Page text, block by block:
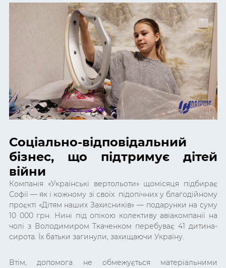
Соціально-відповідальний
бізнес, що підтримує дітей
війни
Компанія «Українські вертольоти» щомісяця підбирає
Софії — як і кожному зі своїх підопічних у благодійному
проєкті «Дітям наших Захисників» — подарунки на суму
10 000 грн. Нині під опікою колективу авіакомпанії на
чолі з Володимиром Ткаченком перебуває 41 дитина-
сирота. Їх батьки загинули, захищаючи Україну.
Втім, допомога не обмежується матеріальними